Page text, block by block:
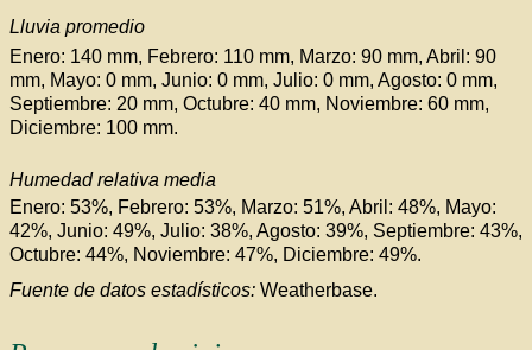
Lluvia promedio
Enero: 140 mm, Febrero: 110 mm, Marzo: 90 mm, Abril: 90
mm, Mayo: 0 mm, Junio: 0 mm, Julio: 0 mm, Agosto: 0 mm,
Septiembre: 20 mm, Octubre: 40 mm, Noviembre: 60 mm,
Diciembre: 100 mm.
Humedad relativa media
Enero: 53%, Febrero: 53%, Marzo: 51%, Abril: 48%, Mayo:
42%, Junio: 49%, Julio: 38%, Agosto: 39%, Septiembre: 43%,
Octubre: 44%, Noviembre: 47%, Diciembre: 49%.
Fuente de datos estadísticos: Weatherbase.